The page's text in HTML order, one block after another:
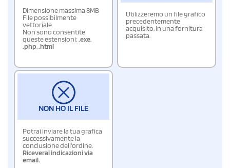
Dimensione massima 8MB
File possibilmente
vettoriale
Non sono consentite
queste estensioni:.exe,
.php,.html
Utilizzeremo un file grafico
precedentemente
acquisito, in una fornitura
passata.
NON HO IL FILE
Potrai inviare la tua grafica
successivamente la
conclusione dell'ordine.
Riceverai indicazioni via
email.